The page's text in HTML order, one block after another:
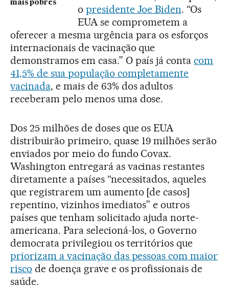
mais pobres
o presidente Joe Biden. “Os
EUA se comprometem a
oferecer a mesma urgência para os esforços
internacionais de vacinação que
demonstramos em casa.” O país já contacom
41,5% de sua população completamente
vacinada, e mais de 63% dos adultos
receberam pelo menos uma dose.
Dos 25 milhões de doses que os EUA
distribuirão primeiro, quase 19 milhões serão
enviados por meio do fundo Covax.
Washington entregará as vacinas restantes
diretamente a países “necessitados, aqueles
que registrarem um aumento [de casos]
repentino, vizinhos imediatos” e outros
países que tenham solicitado ajuda norte-
americana. Para selecioná-los, o Governo
democrata privilegiou os territórios que
priorizam a vacinação das pessoas com maior
risco de doença grave e os profissionais de
saúde.